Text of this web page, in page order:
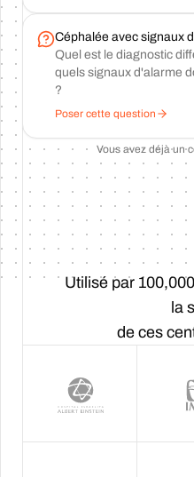
Céphalée avec signaux
Quel est le diagnostic
quels signaux d'alarme
?
Poser cette question
Vous avez déjà un
Utilisé par
la
de ces